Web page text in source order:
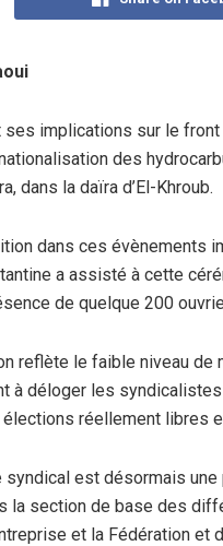
implications sur le
nationalisation des
dans la daïra d’El-Khroub.
dans ces évènements
a assisté à cette
de quelque 200
reflète le faible niveau
à déloger les
réellement libres
syndical est désormais
la section de base des
et la Fédération et